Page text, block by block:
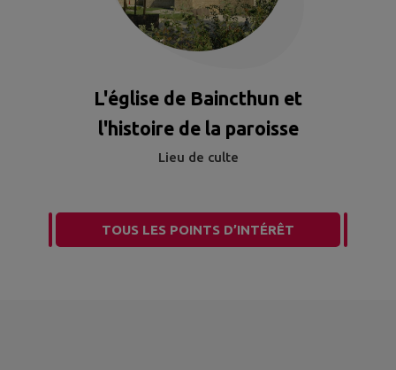
L'église de Baincthun et
l'histoire de la paroisse
Lieu de culte
TOUS LES POINTS D’INTÉRÊT